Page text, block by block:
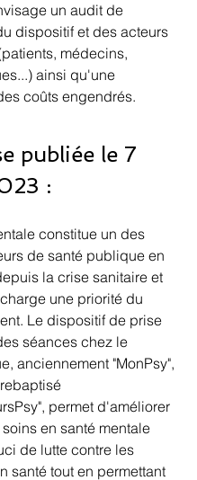
un audit de
dispositif et des acteurs
médecins,
ainsi qu'une
coûts engendrés.
publiée le 7
:
constitue un des
de santé publique en
la crise sanitaire et
une priorité du
Le dispositif de prise
séances chez le
anciennement "MonPsy",
permet d'améliorer
en santé mentale
de lutte contre les
santé tout en permettant